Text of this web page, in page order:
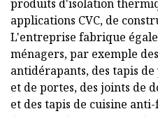
produits d'isolation
applications CVC, de
L'entreprise fabrique
ménagers, par exemple
antidérapants, des tapis
et de portes, des joints de
et des tapis de cuisine